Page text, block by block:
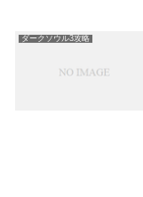
ダークソウル3攻略